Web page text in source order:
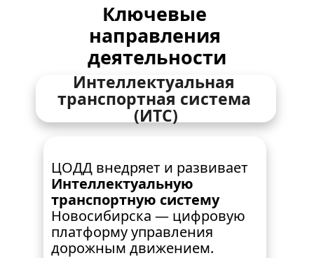
Ключевые
направления
деятельности
Интеллектуальная
транспортная система
(ИТС)
Интеллектуальную
транспортную систему
Новосибирска — цифровую
платформу управления
дорожным движением.